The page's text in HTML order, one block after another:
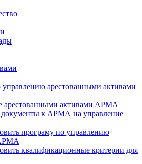
управлению арестованными активами
арестованными активами АРМА
документы к АРМА на управление
програму по управлению
квалификационные критерии для